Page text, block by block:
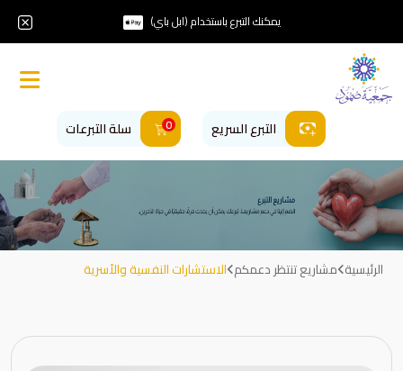
يمكنك التبرع باستخدام (ابل باي)
التبرع السريع 0 سلة التبرعات
الرئيسية مشاريع تنتظر دعمكم الاستشارات النفسية والأسرية